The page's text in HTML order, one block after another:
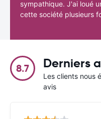
sympathique. J'ai loué
cette société plusieurs
8.7 Derniers
Les clients nous
avis